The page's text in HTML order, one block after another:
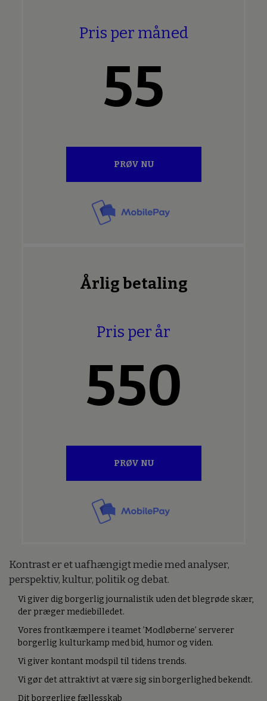
Pris per måned
55
PRØV NU
Årlig betaling
Pris per år
550
PRØV NU
Kontrast er et uafhængigt medie med analyser,
perspektiv, kultur, politik og debat.
Vi giver dig borgerlig journalistik uden det blegrøde skær,
der præger mediebilledet.
Vores frontkæmpere i teamet ’Modløberne’ serverer
borgerlig kulturkamp med bid, humor og viden.
Vi giver kontant modspil til tidens trends.
Vi gør det attraktivt at være sig sin borgerlighed bekendt.
Dit borgerlige fællesskab